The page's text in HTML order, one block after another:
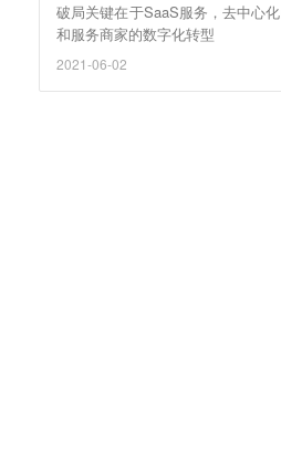
破局关键在于SaaS服务，去中心
和服务商家的数字化转型
2021-06-02